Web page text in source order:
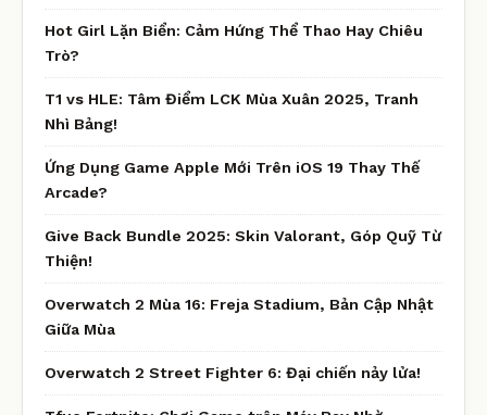
Hot Girl Lặn Biển: Cảm Hứng Thể Thao Hay Chiêu
Trò?
T1 vs HLE: Tâm Điểm LCK Mùa Xuân 2025, Tranh
Nhì Bảng!
Ứng Dụng Game Apple Mới Trên iOS 19 Thay Thế
Arcade?
Give Back Bundle 2025: Skin Valorant, Góp Quỹ Từ
Thiện!
Overwatch 2 Mùa 16: Freja Stadium, Bản Cập Nhật
Giữa Mùa
Overwatch 2 Street Fighter 6: Đại chiến nảy lửa!